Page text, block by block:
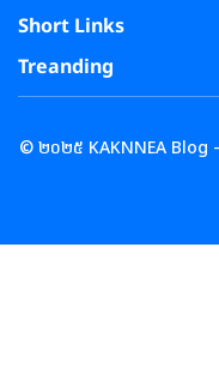
Short Links
Treanding
© ២០២៥ KAKNNEA Blog